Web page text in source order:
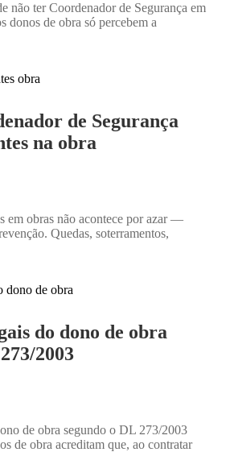
não ter Coordenador de Segurança em
donos de obra só percebem a
de Segurança
na obra
em obras não acontece por azar —
Quedas, soterramentos,
do dono de obra
2003
de obra segundo o DL 273/2003
de obra acreditam que, ao contratar